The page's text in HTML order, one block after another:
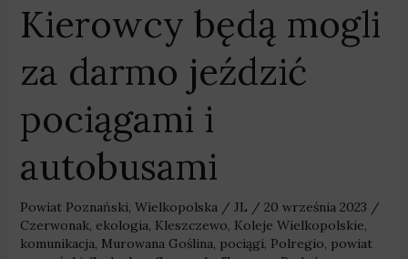
Kierowcy będą mogli
za darmo jeździć
pociągami i
autobusami
Powiat Poznański, Wielkopolska/ JL / 20 września 2023 /
Czerwonak, ekologia, Kleszczewo, Koleje Wielkopolskie,
komunikacja, Murowana Goślina, pociągi, Polregio, powiat